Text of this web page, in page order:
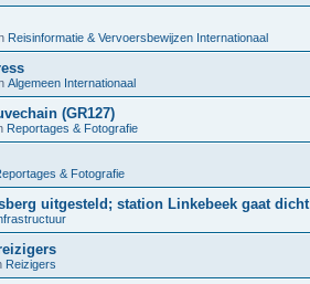
Reisinformatie & Vervoersbewijzen Internationaal
Algemeen Internationaal
(GR127)
Reportages & Fotografie
& Fotografie
uitgesteld; station Linkebeek gaat dicht
Reizigers